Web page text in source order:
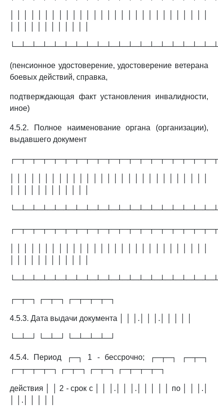
(пенсионное удостоверение, удостоверение ветерана
боевых действий, справка,
подтверждающая факт установления инвалидности,
иное)
4.5.2. Полное наименование органа (организации),
выдавшего документ
┌─┬─┐ ┌─┬─┐ ┌─┬─┬─┬─┐
4.5.3. Дата выдачи документа │ │ │.│ │ │.│ │ │ │ │
└─┴─┘ └─┴─┘ └─┴─┴─┴─┘
4.5.4. Период ┌─┐ 1 - бессрочно; ┌─┬─┐ ┌─┬─┐
┌─┬─┬─┬─┐ ┌─┬─┐ ┌─┬─┐ ┌─┬─┬─┬─┐
действия │ │ 2 - срок с │ │ │.│ │ │.│ │ │ │ │ по │ │ │.│
│ │.│ │ │ │ │